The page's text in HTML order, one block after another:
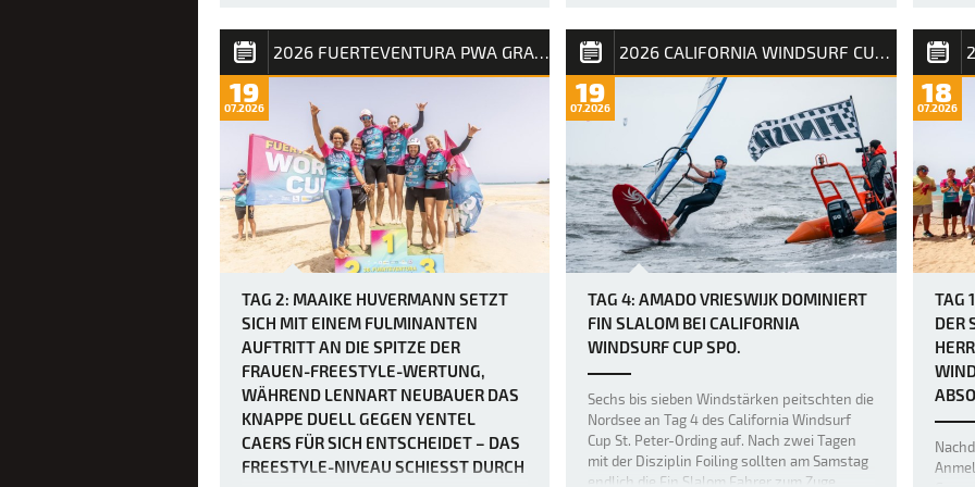
auf Fuerteventura maximal fünf Läufe
gesegelt werden mussten, um den
Freestyle-Wettbewerb der Frauen
abzuschließen, trafen sich die Fahrerinnen
etwas später als üblich – um 12 Uhr –, bevor
der Finaltag in Gang kam. Die heutigen
Bedingung…
Bereits gestern war das Niveau im Freestyle
unglaublich hoch, doch heute legten die
weltbesten Freestyler beim PWA Grand
Slam 2026 auf Fuerteventura die Messlatte
noch einmal höher, als über Nacht ein neuer,
größerer Swell nach Sotavento rollte und für
einige der besten Freestyl…
2026 FUERTEVENTURA PWA GRAND SLAM
19
07.2026
TAG 2: MAAIKE HUVERMANN SETZT
SICH MIT EINEM FULMINANTEN
AUFTRITT AN DIE SPITZE DER
FRAUEN-FREESTYLE-WERTUNG,
WÄHREND LENNART NEUBAUER DAS
KNAPPE DUELL GEGEN YENTEL
CAERS FÜR SICH ENTSCHEIDET – DAS
FREESTYLE-NIVEAU SCHIESST DURCH D
2026 CALIFORNIA WINDSURF CUP SPO
19
07.2026
TAG 4: AMADO VRIESWIJK DOMINIERT
FIN SLALOM BEI CALIFORNIA
WINDSURF CUP SPO.
Sechs bis sieben Windstärken peitschten die
Nordsee an Tag 4 des California Windsurf
Cup St. Peter-Ording auf. Nach zwei Tagen
mit der Disziplin Foiling sollten am Samstag
endlich die Fin Slalom Fahrer zum Zuge
18
07.2026
TAG
DER